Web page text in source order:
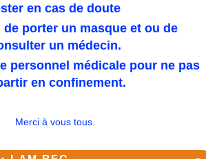
en cas de doute
porter un masque et ou de
un médecin.
personnel médicale pour ne pas
en confinement.
Merci à vous tous.